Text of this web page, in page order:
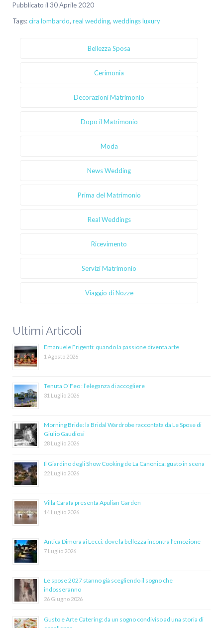
Pubblicato il 30 Aprile 2020
Tags:cira lombardo, real wedding, weddings luxury
Bellezza Sposa
Cerimonia
Decorazioni Matrimonio
Dopo il Matrimonio
Moda
News Wedding
Prima del Matrimonio
Real Weddings
Ricevimento
Servizi Matrimonio
Viaggio di Nozze
Ultimi Articoli
Emanuele Frigenti: quando la passione diventa arte
1 Agosto 2026
Tenuta O’Feo : l’eleganza di accogliere
31 Luglio 2026
Morning Bride: la Bridal Wardrobe raccontata da Le Spose di
Giulio Gaudiosi
28 Luglio 2026
Il Giardino degli Show Cooking de La Canonica: gusto in scena
22 Luglio 2026
Villa Carafa presenta Apulian Garden
14 Luglio 2026
Antica Dimora ai Lecci: dove la bellezza incontra l’emozione
7 Luglio 2026
Le spose 2027 stanno già scegliendo il sogno che
indosseranno
26 Giugno 2026
Gusto e Arte Catering: da un sogno condiviso ad una storia di